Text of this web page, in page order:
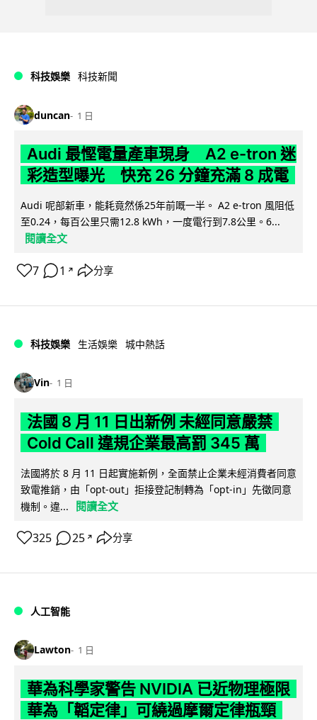
科技娛樂 科技新聞
duncan 1 日
Audi 最慳電量產車現身 A2 e-tron 迷
彩造型曝光 快充 26 分鐘充滿 8 成電
Audi 呢部新車，能耗竟然係25年前嘅一半。 A2 e-tron 風阻低
至0.24，每百公里只需12.8 kWh，一度電行到7.8公里。6...
閱讀全文
7 1 ↗ 分享
科技娛樂 生活娛樂 城中熱話
Vin 1 日
法國 8 月 11 日出新例 未經同意嚴禁
Cold Call 違規企業最高罰 345 萬
法國將於 8 月 11 日起實施新例，全面禁止企業未經消費者同意
致電推銷，由「opt-out」拒接登記制轉為「opt-in」先徵同意
機制。違...
閱讀全文
325 25 ↗ 分享
人工智能
Lawton 1 日
華為科學家警告 NVIDIA 已近物理極限
華為「韜定律」可繞過摩爾定律瓶頸